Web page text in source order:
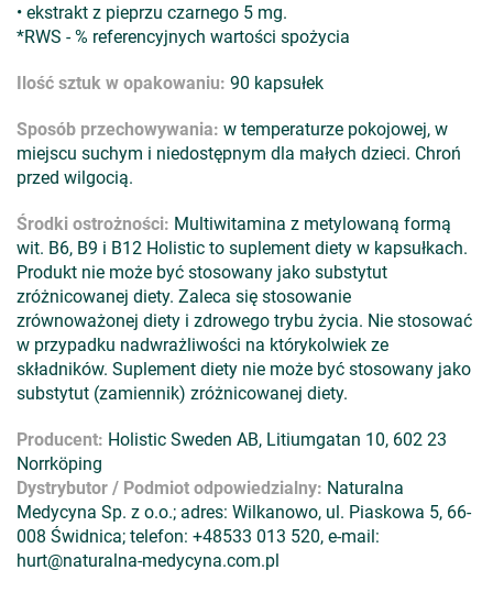
• ekstrakt z pieprzu czarnego 5 mg.
*RWS - % referencyjnych wartości spożycia
Ilość sztuk w opakowaniu: 90 kapsułek
Sposób przechowywania: w temperaturze pokojowej, w
miejscu suchym i niedostępnym dla małych dzieci. Chroń
przed wilgocią.
Środki ostrożności: Multiwitamina z metylowaną formą
wit. B6, B9 i B12 Holistic to suplement diety w kapsułkach.
Produkt nie może być stosowany jako substytut
zróżnicowanej diety. Zaleca się stosowanie
zrównoważonej diety i zdrowego trybu życia. Nie stosować
w przypadku nadwrażliwości na którykolwiek ze
składników. Suplement diety nie może być stosowany jako
substytut (zamiennik) zróżnicowanej diety.
Producent: Holistic Sweden AB, Litiumgatan 10, 602 23
Norrköping
Dystrybutor / Podmiot odpowiedzialny: Naturalna
Medycyna Sp. z o.o.; adres: Wilkanowo, ul. Piaskowa 5, 66-
008 Świdnica; telefon: +48533 013 520, e-mail:
hurt@naturalna-medycyna.com.pl